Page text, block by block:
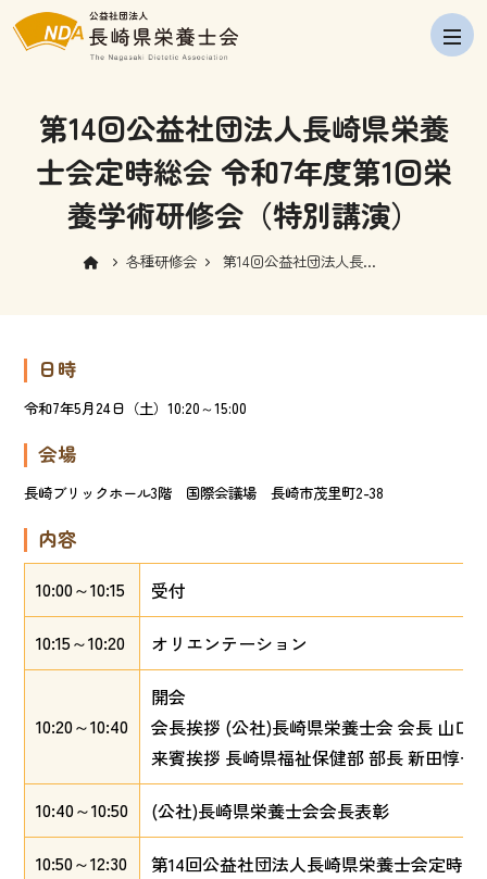
第14回公益社団法人長崎県栄養
士会定時総会 令和7年度第1回栄
養学術研修会（特別講演）
各種研修会
第14回公益社団法人長崎
日時
令和7年5月24日（土）10:20～15:00
会場
長崎ブリックホール3階 国際会議場 長崎市茂里町2-38
内容
10:00～10:15
受付
10:15～10:20
オリエンテーション
10:20～10:40
開会
会長挨拶 (公社)長崎県栄養士会 会長 山口
来賓挨拶 長崎県福祉保健部 部長 新田惇一
10:40～10:50
(公社)長崎県栄養士会会長表彰
10:50～12:30
第14回公益社団法人長崎県栄養士会定時総